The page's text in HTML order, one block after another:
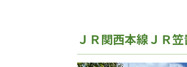
ＪＲ関西本線ＪＲ